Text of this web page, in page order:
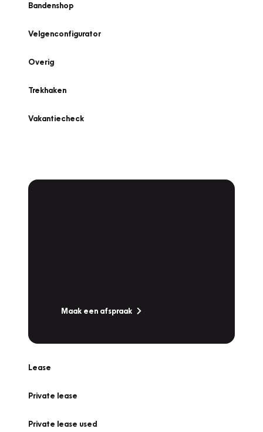
Bandenshop
Velgenconfigurator
Overig
Trekhaken
Vakantiecheck
Maak een afspraak
Lease
Private lease
Private lease used